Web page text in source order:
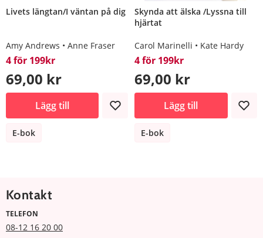
Livets längtan/I väntan på dig
Amy Andrews Anne Fraser
4 för 199kr
69,00 kr
Lägg till
E-bok
Skynda att älska /Lyssna till
hjärtat
Carol Marinelli Kate Hardy
4 för 199kr
69,00 kr
Lägg till
E-bok
Kontakt
TELEFON
08-12 16 20 00